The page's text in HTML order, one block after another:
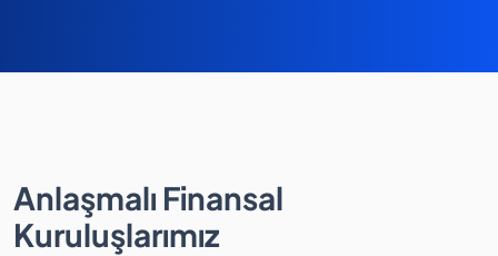
Anlaşmalı Finansal
Kuruluşlarımız